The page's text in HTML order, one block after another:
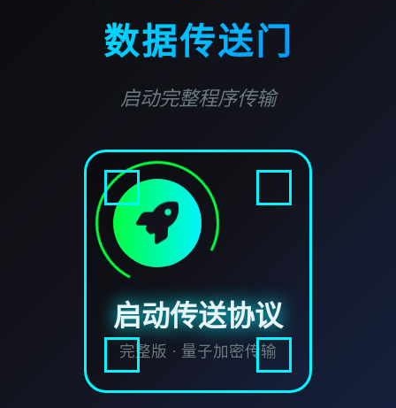
数据传送门
启动完整程序传输
启动传送协议
完整版 · 量子加密传输